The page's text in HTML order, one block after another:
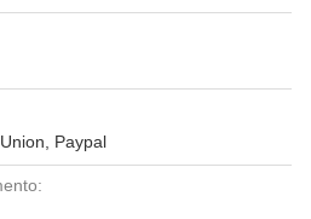
Paypal